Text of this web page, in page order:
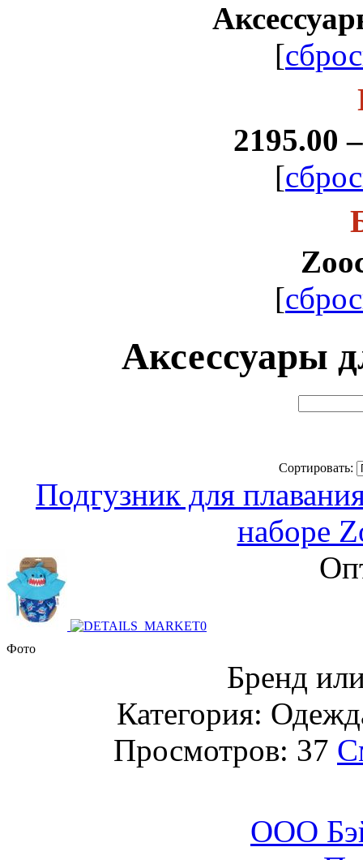
[
2195.00
[
[
Аксессуары
Сортировать:
Подгузник для
наборе
Фото
Бренд
Категория:
Просмотров: 37
ООО